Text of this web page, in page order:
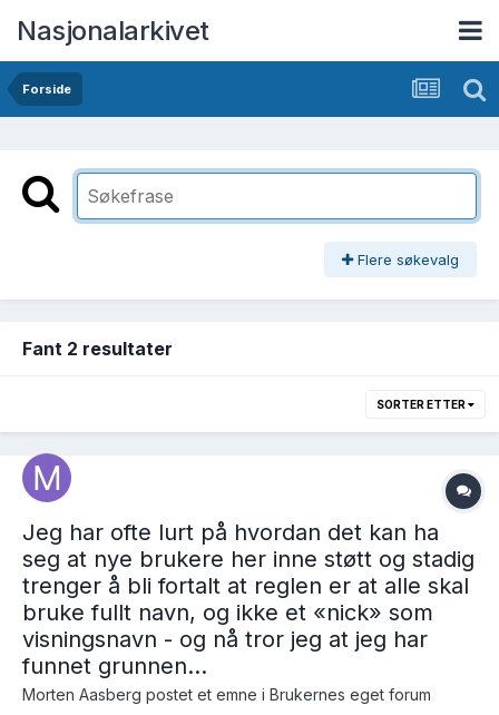
Nasjonalarkivet
Forside
Flere søkevalg
Fant 2 resultater
SORTER ETTER
Jeg har ofte lurt på hvordan det kan ha
seg at nye brukere her inne støtt og stadig
trenger å bli fortalt at reglen er at alle skal
bruke fullt navn, og ikke et «nick» som
visningsnavn - og nå tror jeg at jeg har
funnet grunnen...
Morten Aasberg postet et emne i Brukernes eget forum